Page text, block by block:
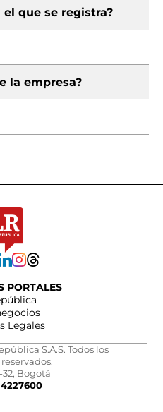
el que se registra?
la empresa?
PORTALES
Legales
S.A.S. Todos los
32, Bogotá
4227600